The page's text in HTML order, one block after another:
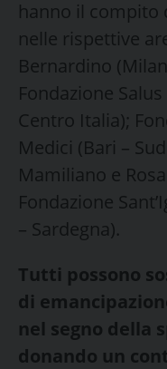
hanno il compito
nelle rispettive
Bernardino
Fondazione
Centro Italia);
Medici (Bari –
Mamiliano e
Fondazione
– Sardegna).
Tutti possono
di
nel segno della
donando un